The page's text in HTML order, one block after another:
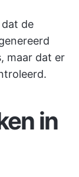
de
maar dat er
in